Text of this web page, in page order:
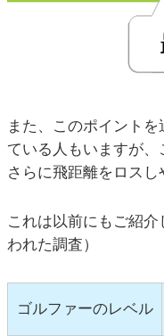
また、このポイント
ている人もいますが、
さらに飛距離をロスし
これは以前にもご紹
われた調査）
ゴルファーのレベル